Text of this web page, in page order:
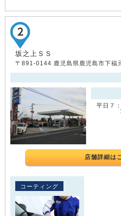
坂之上ＳＳ
〒891-0144 鹿児島県鹿児島市下福
平日７
店舗詳細は
コーティング